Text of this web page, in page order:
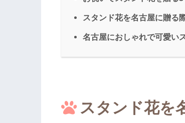
スタンド花を名古屋に贈る
名古屋におしゃれで可愛い
スタンド花を